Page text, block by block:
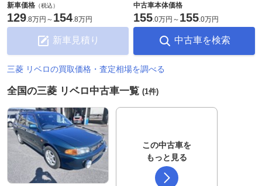
新車価格 （税込）
129.8万円 ～ 154.8万円
新車見積り
中古車本体価格
155.0万円 ～ 155.0万円
中古車を検索
三菱 リベロの買取価格・査定相場を調べる
全国の三菱 リベロ中古車一覧 (1件)
この中古車を
もっと見る